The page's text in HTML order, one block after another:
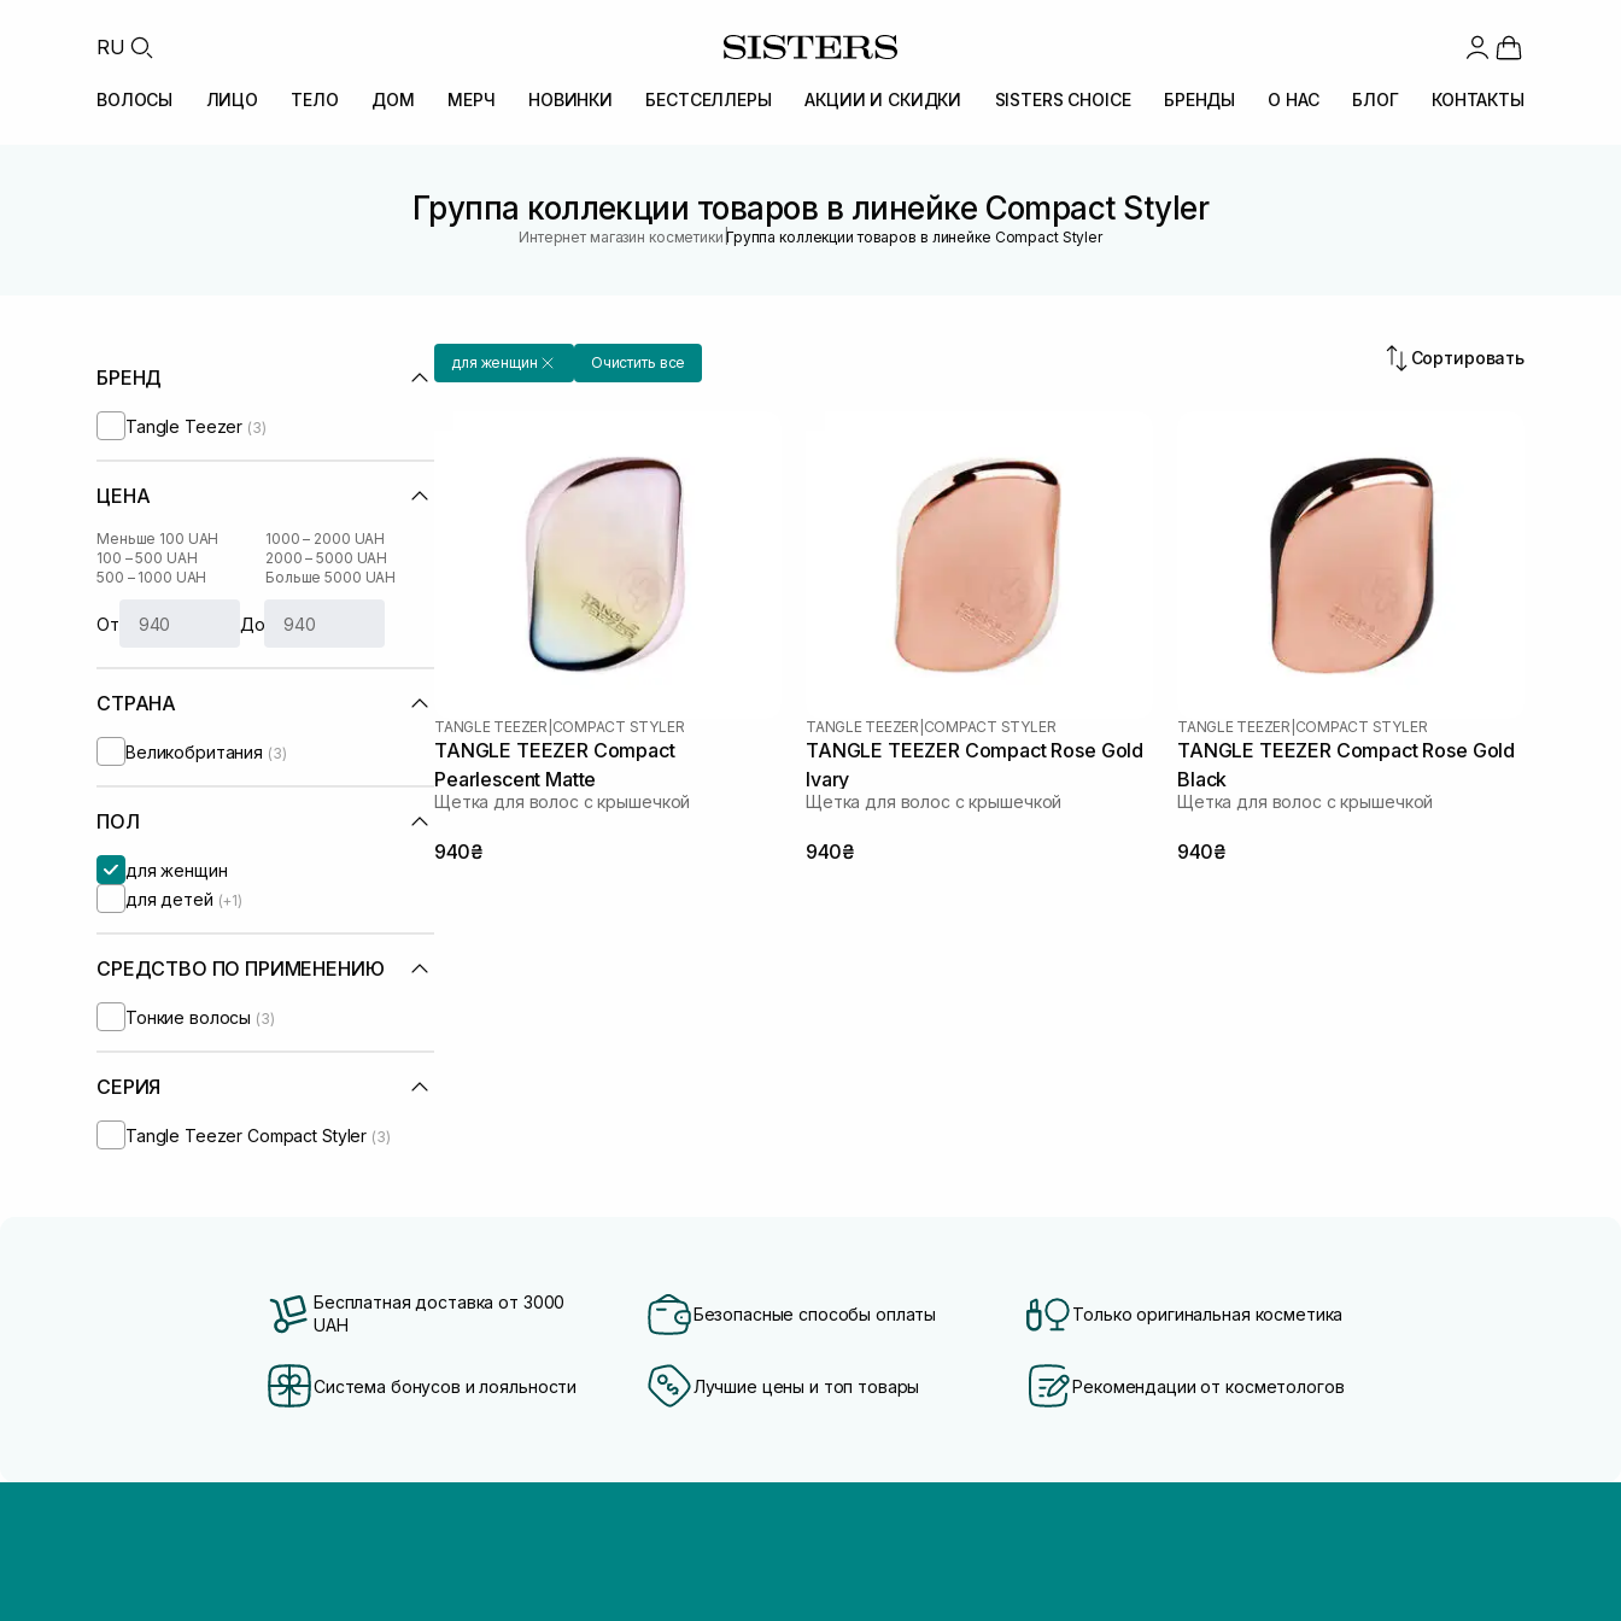
RU
ВОЛОСЫ ЛИЦО ТЕЛО ДОМ МЕРЧ НОВИНКИ БЕСТСЕЛЛЕРЫ АКЦИИ И СКИДКИ SISTERS CHOICE БРЕНДЫ О НАС БЛОГ КОНТАКТЫ
Группа коллекции товаров в линейке Compact Styler
Интернет магазин косметики |Группа коллекции товаров в линейке Compact Styler
БРЕНД
Tangle Teezer (3)
ЦЕНА
Меньше 100 UAH
100 – 500 UAH
500 – 1000 UAH
1000 – 2000 UAH
2000 – 5000 UAH
Больше 5000 UAH
От До
СТРАНА
Великобритания (3)
ПОЛ
для женщин
для детей (+1)
СРЕДСТВО ПО ПРИМЕНЕНИЮ
Тонкие волосы (3)
СЕРИЯ
Tangle Teezer Compact Styler (3)
для женщин Очистить все Сортировать
TANGLE TEEZER COMPACT STYLER
TANGLE TEEZER Compact
Pearlescent Matte
Щетка для волос с крышечкой
940₴
TANGLE TEEZER COMPACT STYLER
TANGLE TEEZER Compact Rose Gold
Ivary
Щетка для волос с крышечкой
940₴
TANGLE TEEZER COMPACT STYLER
TANGLE TEEZER Compact Rose Gold
Black
Щетка для волос с крышечкой
940₴
Бесплатная доставка от 3000
UAH
Безопасные способы оплаты Только оригинальная косметика
Система бонусов и лояльности Лучшие цены и топ товары Рекомендации от косметологов